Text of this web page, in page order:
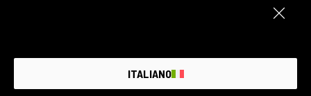
ITALIANO